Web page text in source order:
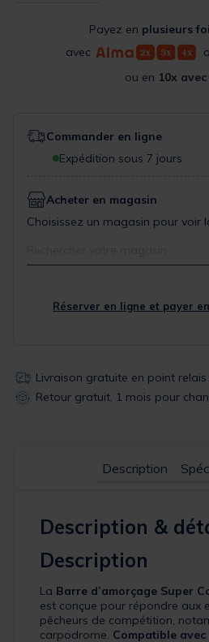
Payez en plusieurs
avec
ou en 10x
Commander en ligne
Expédition sous 7 jours
Acheter en magasin
Choisissez un magasin pour voir
Réserver en ligne et payer
Livraison gratuite en point
Retour gratuit, 1 mois pour
Description
Description &
Description
La Barre d’amorçage Super
est conçue pour répondre aux
pêcheurs de compétition,
carpodrome. Compatible